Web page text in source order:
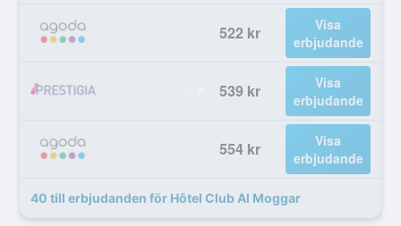
522 kr
Visa
erbjudande
539 kr
Visa
erbjudande
554 kr
Visa
erbjudande
40 till erbjudanden för Hôtel Club Al Moggar